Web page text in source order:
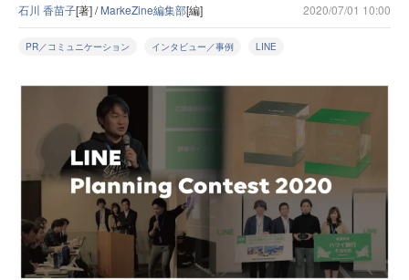
石川 香苗子[著] /MarkeZine編集部[編] 2020/07/01 10:00
PR／コミュニケーション インタビュー／事例 LINE